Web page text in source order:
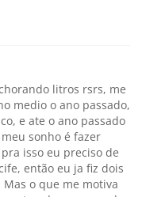
litros rsrs, me
medio o ano passado,
e ate o ano passado
sonho é fazer
isso eu preciso de
então eu ja fiz dois
o que me motiva